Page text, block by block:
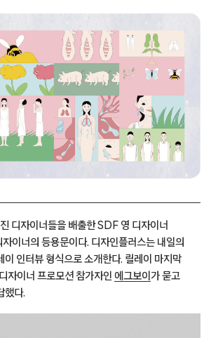
디자이너들을 배출한 SDF 영 디자이너
이너의 등용문이다. 디자인플러스는 내일의
이 인터뷰 형식으로 소개한다. 릴레이 마지막
이너 프로모션 참가자인 에그보이가 묻고
했다.